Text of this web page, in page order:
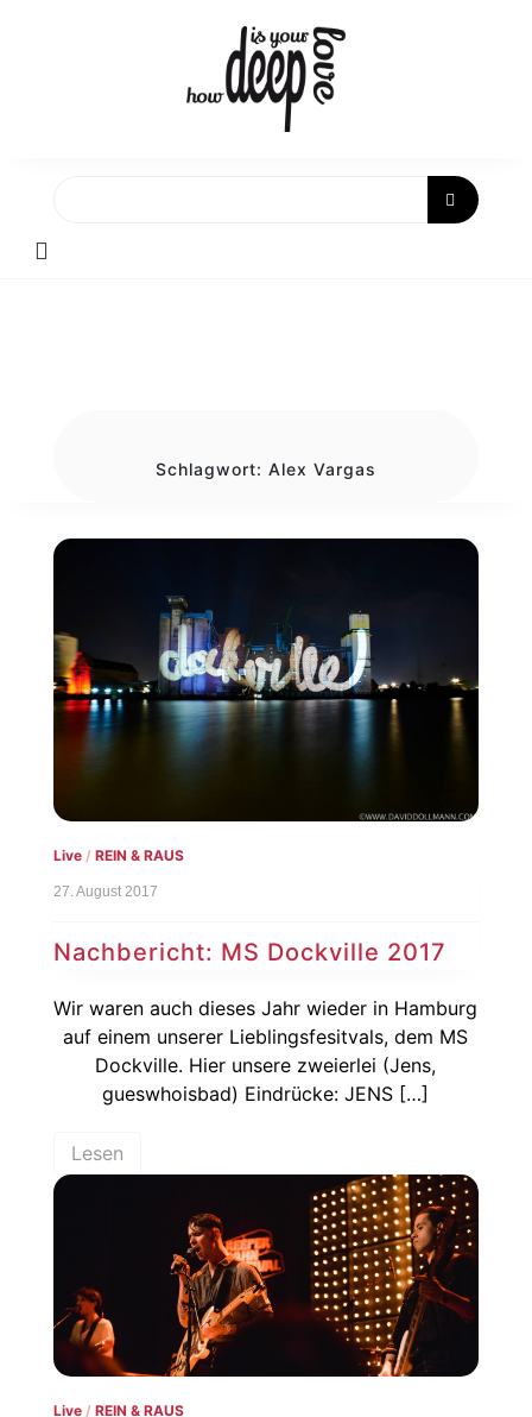
Schlagwort: Alex Vargas
Live/ REIN & RAUS
27. August 2017
Nachbericht: MS Dockville 2017
Wir waren auch dieses Jahr wieder in Hamburg
auf einem unserer Lieblingsfesitvals, dem MS
Dockville. Hier unsere zweierlei (Jens,
gueswhoisbad) Eindrücke: JENS […]
Lesen
Live/ REIN & RAUS